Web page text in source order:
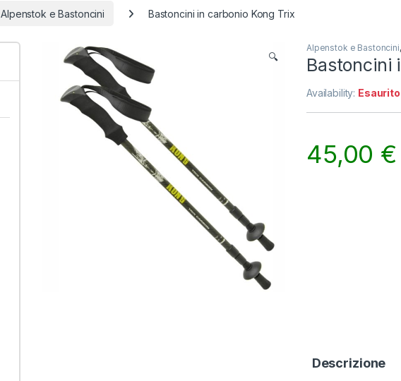
Alpenstok e Bastoncini Bastoncini in carbonio Kong Trix
🔍
Alpenstok e Bastoncini,
Bastoncini
Availability: Esaurito
45,00 €
Descrizione